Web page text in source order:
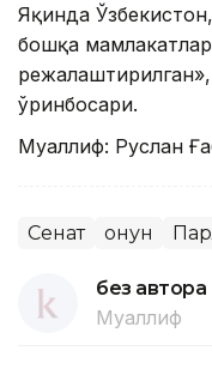
Яқинда
бошқа
ўринбосари.
Муаллиф: Руслан
Сенат Қонун
без автора
Муаллиф